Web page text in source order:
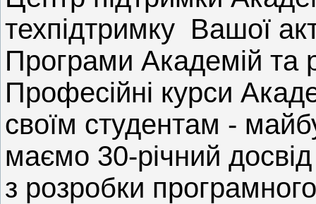
техпідтримку Вашої
Програми Академій та
Професійні курси
своїм студентам -
маємо 30-річний досвід
з розробки